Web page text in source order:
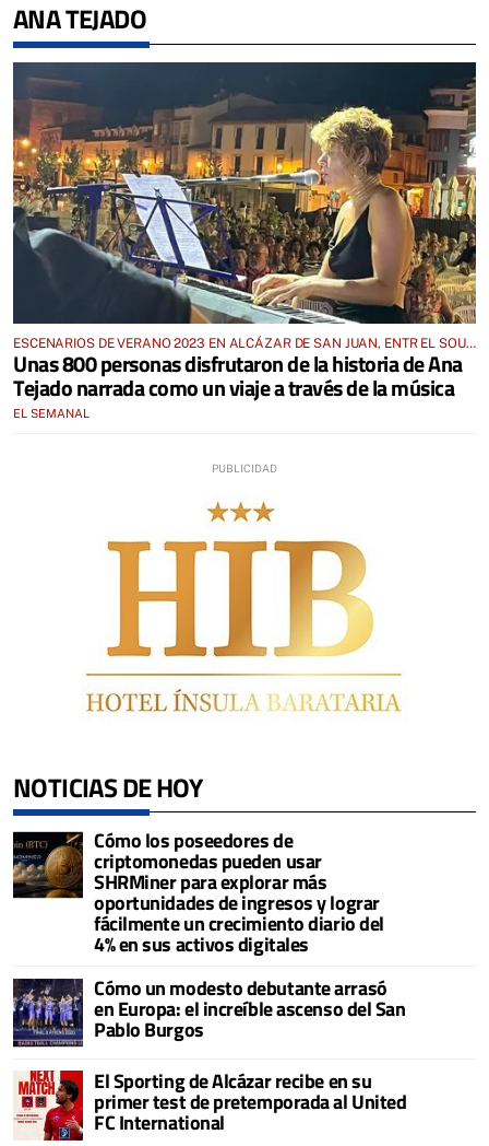
ANA TEJADO
ESCENARIOS DE VERANO 2023 EN ALCÁZAR DE SAN JUAN, ENTR EL SOUL
Y EL JAZZ
Unas 800 personas disfrutaron de la historia de Ana
Tejado narrada como un viaje a través de la música
EL SEMANAL
NOTICIAS DE HOY
Cómo los poseedores de
criptomonedas pueden usar
SHRMiner para explorar más
oportunidades de ingresos y lograr
fácilmente un crecimiento diario del
4% en sus activos digitales
Cómo un modesto debutante arrasó
en Europa: el increíble ascenso del San
Pablo Burgos
El Sporting de Alcázar recibe en su
primer test de pretemporada al United
FC International